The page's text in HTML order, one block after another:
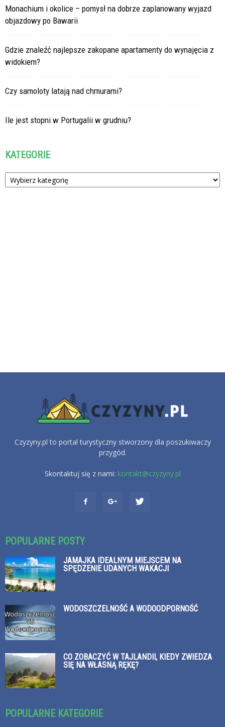
Monachium i okolice – pomysł na dobrze zaplanowany wyjazd
objazdowy po Bawarii
Gdzie znaleźć najlepsze zakopane apartamenty do wynajęcia z
widokiem?
Czy samoloty latają nad chmurami?
Ile jest stopni w Portugalii w grudniu?
KATEGORIE
Kategorie
Czyzyny.pl to portal turystyczny stworzony dla poszukiwaczy
przygód.
Skontaktuj się z nami: kontakt@czyzyny.pl
POPULARNE POSTY
JAMAJKA IDEALNYM MIEJSCEM NA
SPĘDZENIE UDANYCH WAKACJI
WODOSZCZELNOŚĆ A WODOODPORNOŚĆ
CO ZOBACZYĆ W TAJLANDII, KIEDY ZWIEDZA
SIĘ NA WŁASNĄ RĘKĘ?
POPULARNE KATEGORIE